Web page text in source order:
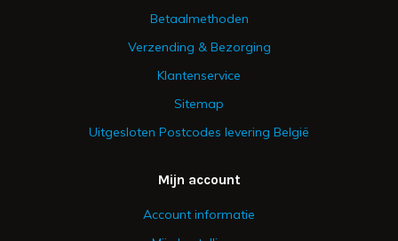
Betaalmethoden
Verzending & Bezorging
Klantenservice
Sitemap
Uitgesloten Postcodes levering België
Mijn account
Account informatie